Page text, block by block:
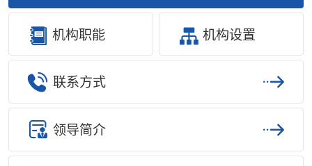
机构职能 机构设置
联系方式
领导简介